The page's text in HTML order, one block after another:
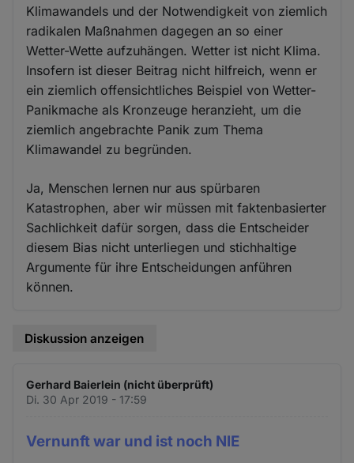
Klimawandels und der Notwendigkeit von ziemlich
radikalen Maßnahmen dagegen an so einer
Wetter-Wette aufzuhängen. Wetter ist nicht Klima.
Insofern ist dieser Beitrag nicht hilfreich, wenn er
ein ziemlich offensichtliches Beispiel von Wetter-
Panikmache als Kronzeuge heranzieht, um die
ziemlich angebrachte Panik zum Thema
Klimawandel zu begründen.
Ja, Menschen lernen nur aus spürbaren
Katastrophen, aber wir müssen mit faktenbasierter
Sachlichkeit dafür sorgen, dass die Entscheider
diesem Bias nicht unterliegen und stichhaltige
Argumente für ihre Entscheidungen anführen
können.
Diskussion anzeigen
Gerhard Baierlein (nicht überprüft)
Di. 30 Apr 2019 - 17:59
Vernunft war und ist noch NIE